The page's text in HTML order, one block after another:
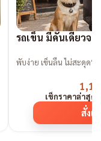
รถเข็น มีคันเดียวจบ
พับง่าย เข็นลื่น ไม่สะดุด“ต้
เช็กราคาล่าสุด
สั่งเ